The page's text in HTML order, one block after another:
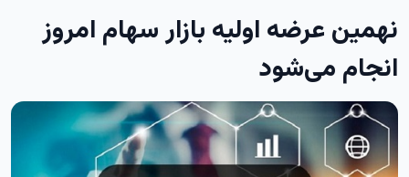
نهمین عرضه اولیه بازار سهام امروز
انجام می‌شود